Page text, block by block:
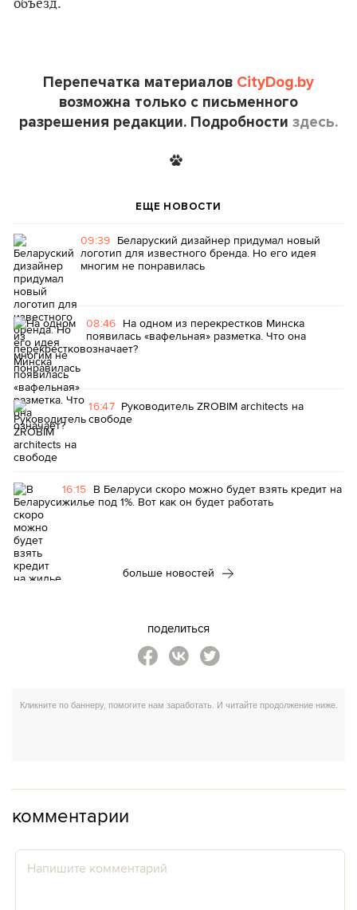
объезд.
Перепечатка материалов CityDog.by
возможна только с письменного
разрешения редакции. Подробности здесь.
ЕЩЕ НОВОСТИ
09:39 Беларуский дизайнер придумал новый
логотип для известного бренда. Но его идея
многим не понравилась
08:46 На одном из перекрестков Минска
появилась «вафельная» разметка. Что она
означает?
16:47 Руководитель ZROBIM architects на
свободе
16:15 В Беларуси скоро можно будет взять кредит на
жилье под 1%. Вот как он будет работать
больше новостей
поделиться
комментарии